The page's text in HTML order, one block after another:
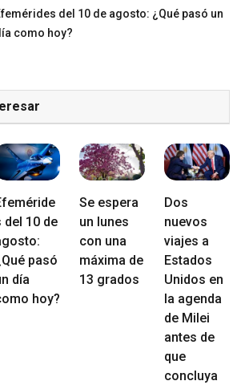
del 10 de agosto: ¿Qué pasó un
como hoy?
del 10 de
pasó
día
hoy?
Se espera
un lunes
con una
máxima de
13 grados
Dos
nuevos
viajes a
Estados
Unidos en
la agenda
de Milei
antes de
que
concluya